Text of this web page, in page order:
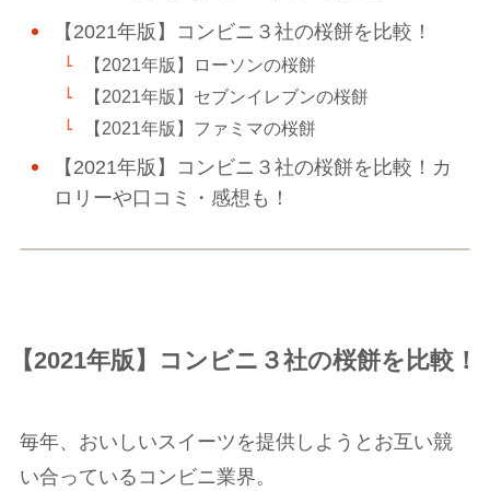
【2021年版】コンビニ３社の桜餅を比較！
【2021年版】ローソンの桜餅
【2021年版】セブンイレブンの桜餅
【2021年版】ファミマの桜餅
【2021年版】コンビニ３社の桜餅を比較！カ
ロリーや口コミ・感想も！
【2021年版】コンビニ３社の桜餅を比較！
毎年、おいしいスイーツを提供しようとお互い競
い合っているコンビニ業界。